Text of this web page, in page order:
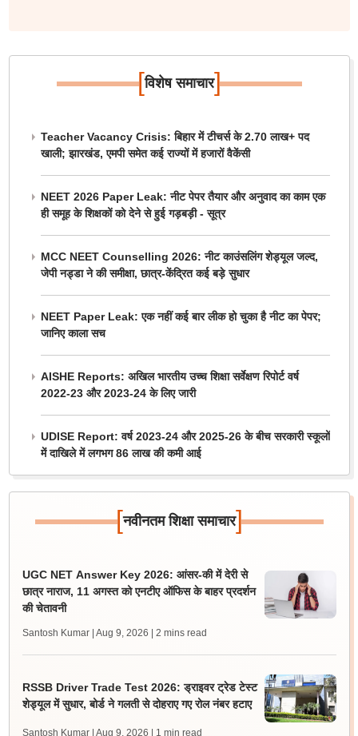
[विशेष समाचार]
Teacher Vacancy Crisis: बिहार में टीचर्स के 2.70 लाख+ पद
खाली; झारखंड, एमपी समेत कई राज्यों में हजारों वैकेंसी
NEET 2026 Paper Leak: नीट पेपर तैयार और अनुवाद का काम एक
ही समूह के शिक्षकों को देने से हुई गड़बड़ी - सूत्र
MCC NEET Counselling 2026: नीट काउंसलिंग शेड्यूल जल्द,
जेपी नड्डा ने की समीक्षा, छात्र-केंद्रित कई बड़े सुधार
NEET Paper Leak: एक नहीं कई बार लीक हो चुका है नीट का पेपर;
जानिए काला सच
AISHE Reports: अखिल भारतीय उच्च शिक्षा सर्वेक्षण रिपोर्ट वर्ष
2022-23 और 2023-24 के लिए जारी
UDISE Report: वर्ष 2023-24 और 2025-26 के बीच सरकारी स्कूलों
में दाखिले में लगभग 86 लाख की कमी आई
[नवीनतम शिक्षा समाचार]
UGC NET Answer Key 2026: आंसर-की में देरी से
छात्र नाराज, 11 अगस्त को एनटीए ऑफिस के बाहर प्रदर्शन
की चेतावनी
Santosh Kumar | Aug 9, 2026 | 2 mins read
RSSB Driver Trade Test 2026: ड्राइवर ट्रेड टेस्ट
शेड्यूल में सुधार, बोर्ड ने गलती से दोहराए गए रोल नंबर हटाए
Santosh Kumar | Aug 9, 2026 | 1 min read